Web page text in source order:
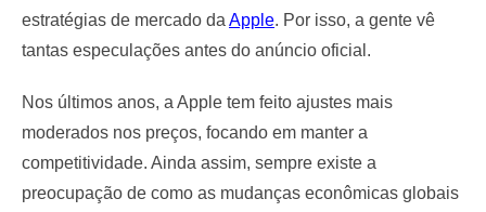
estratégias de mercado da Apple. Por isso, a gente vê
tantas especulações antes do anúncio oficial.
Nos últimos anos, a Apple tem feito ajustes mais
moderados nos preços, focando em manter a
competitividade. Ainda assim, sempre existe a
preocupação de como as mudanças econômicas globais